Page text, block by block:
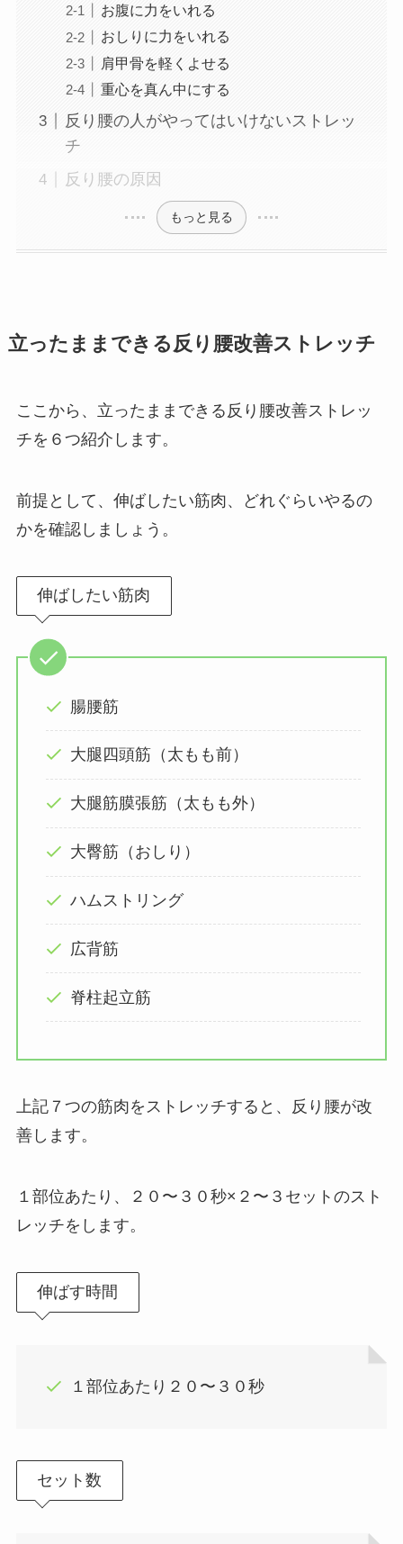
お腹に力をいれる
おしりに力をいれる
肩甲骨を軽くよせる
重心を真ん中にする
反り腰の人がやってはいけないストレッ
チ
反り腰の原因
もっと見る
立ったままできる反り腰改善ストレッチ
ここから、立ったままできる反り腰改善ストレッ
チを６つ紹介します。
前提として、伸ばしたい筋肉、どれぐらいやるの
かを確認しましょう。
伸ばしたい筋肉
腸腰筋
大腿四頭筋（太もも前）
大腿筋膜張筋（太もも外）
大臀筋（おしり）
ハムストリング
広背筋
脊柱起立筋
上記７つの筋肉をストレッチすると、反り腰が改
善します。
１部位あたり、２０〜３０秒×２〜３セットのスト
レッチをします。
伸ばす時間
１部位あたり２０〜３０秒
セット数